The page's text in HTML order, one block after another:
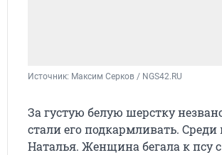
Источник: Максим Серков / NGS42.RU
За густую белую шерстку
стали его подкармливать.
Наталья. Женщина бегала к